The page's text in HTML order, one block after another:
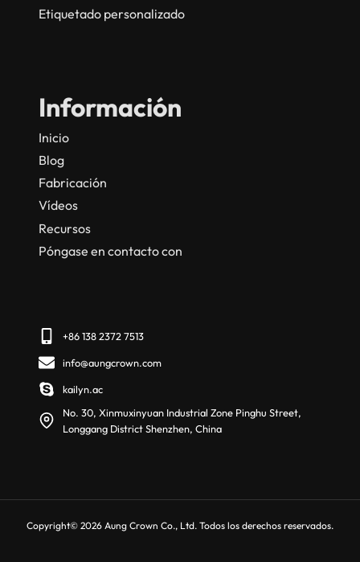
Etiquetado personalizado
Información
Inicio
Blog
Fabricación
Vídeos
Recursos
Póngase en contacto con
+86 138 2372 7513
info@aungcrown.com
kailyn.ac
No. 30, Xinmuxinyuan Industrial Zone Pinghu Street,
Longgang District Shenzhen, China
Copyright© 2026 Aung Crown Co., Ltd. Todos los derechos reservados.